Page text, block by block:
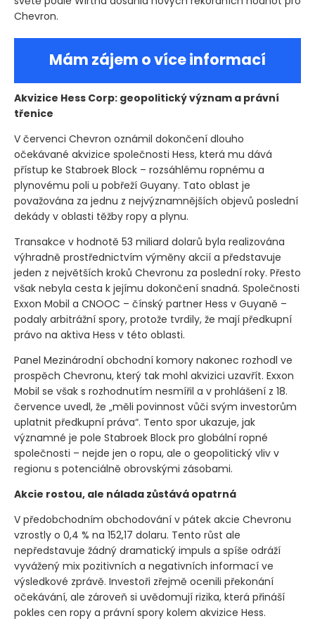
Chevron.
Mám zájem o více informací
Akvizice Hess Corp: geopolitický význam a právní
třenice
V červenci Chevron oznámil dokončení dlouho
očekávané akvizice společnosti Hess, která mu dává
přístup ke Stabroek Block – rozsáhlému ropnému a
plynovému poli u pobřeží Guyany. Tato oblast je
považována za jednu z nejvýznamnějších objevů poslední
dekády v oblasti těžby ropy a plynu.
Transakce v hodnotě 53 miliard dolarů byla realizována
výhradně prostřednictvím výměny akcií a představuje
jeden z největších kroků Chevronu za poslední roky. Přesto
však nebyla cesta k jejímu dokončení snadná. Společnosti
Exxon Mobil a CNOOC – čínský partner Hess v Guyaně –
podaly arbitrážní spory, protože tvrdily, že mají předkupní
právo na aktiva Hess v této oblasti.
Panel Mezinárodní obchodní komory nakonec rozhodl ve
prospěch Chevronu, který tak mohl akvizici uzavřít. Exxon
Mobil se však s rozhodnutím nesmířil a v prohlášení z 18.
července uvedl, že „měli povinnost vůči svým investorům
uplatnit předkupní práva“. Tento spor ukazuje, jak
významné je pole Stabroek Block pro globální ropné
společnosti – nejde jen o ropu, ale o geopolitický vliv v
regionu s potenciálně obrovskými zásobami.
Akcie rostou, ale nálada zůstává opatrná
V předobchodním obchodování v pátek akcie Chevronu
vzrostly o 0,4 % na 152,17 dolaru. Tento růst ale
nepředstavuje žádný dramatický impuls a spíše odráží
vyvážený mix pozitivních a negativních informací ve
výsledkové zprávě. Investoři zřejmě ocenili překonání
očekávání, ale zároveň si uvědomují rizika, která přináší
pokles cen ropy a právní spory kolem akvizice Hess.